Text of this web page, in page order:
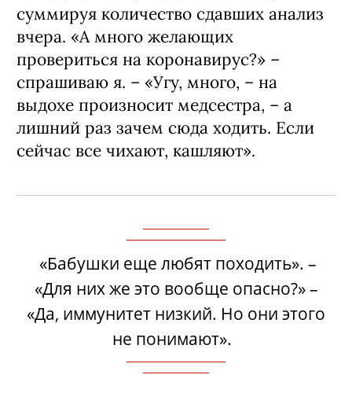
суммируя количество сдавших анализ
вчера. «А много желающих
провериться на коронавирус?» –
спрашиваю я. – «Угу, много, – на
выдохе произносит медсестра, – а
лишний раз зачем сюда ходить. Если
сейчас все чихают, кашляют».
«Бабушки еще любят походить». –
«Для них же это вообще опасно?» –
«Да, иммунитет низкий. Но они этого
не понимают».